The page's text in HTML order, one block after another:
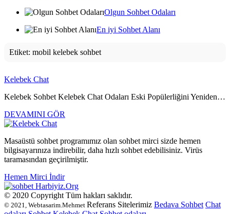
Olgun Sohbet Odaları
En iyi Sohbet Alanı
Etiket: mobil kelebek sohbet
Kelebek Chat
Kelebek Sohbet Kelebek Chat Odaları Eski Popülerliğini Yeniden…
DEVAMINI GÖR
Masaüstü sohbet programımız olan sohbet mirci sizde hemen
bilgisayarınıza indirebilir, daha hızlı sohbet edebilisiniz. Virüs
taramasından geçirilmiştir.
Hemen Mirci İndir
Harbiyiz.Org
© 2020 Copyright Tüm hakları saklıdır.
© 2021, Webtasarim.Mehmet Referans Sitelerimiz Bedava Sohbet Chat